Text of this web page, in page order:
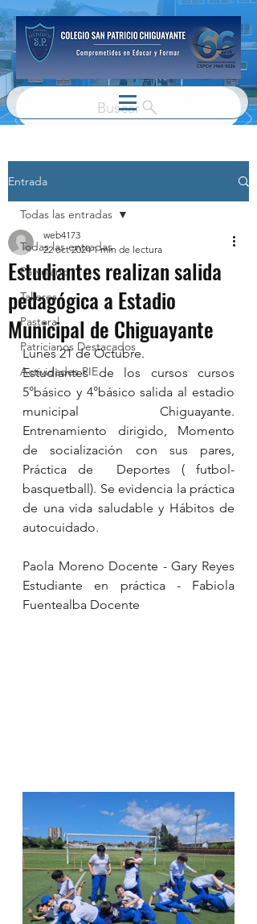
Buscar
Entrada
Todas las entradas
Parvulario
Talleres
Pastoral
Patricianos Destacados
Actividades PIE
Todas las entradas
Estudiantes realizan salida
pedagógica a Estadio
Municipal de Chiguayante
web4173
22 oct 2024 1 min de lectura
Lunes 21 de Octubre.
Estudiantes de los cursos cursos
5°básico y 4°básico salida al estadio
municipal Chiguayante.
Entrenamiento dirigido, Momento
de socialización con sus pares,
Práctica de  Deportes ( futbol-
basquetball). Se evidencia la práctica
de una vida saludable y Hábitos de
autocuidado.
Paola Moreno Docente - Gary Reyes
Estudiante en práctica - Fabiola
Fuentealba Docente